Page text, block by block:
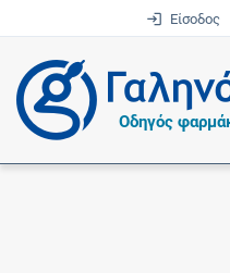
Είσοδος
Οδηγός